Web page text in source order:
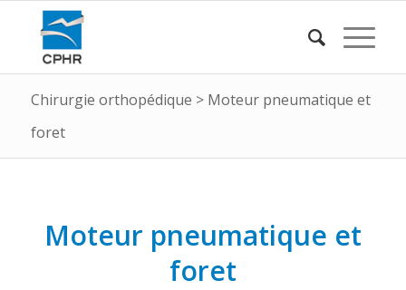
Chirurgie orthopédique > Moteur pneumatique et
foret
Moteur pneumatique et
foret